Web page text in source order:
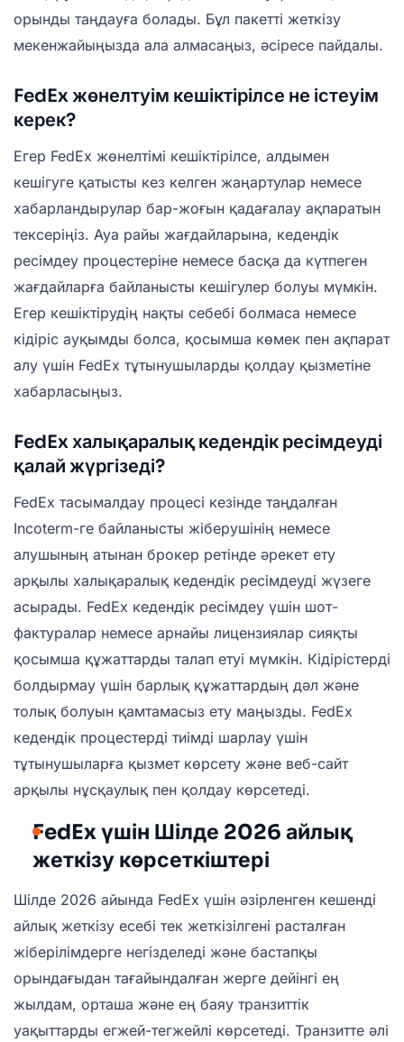
орынды таңдауға болады. Бұл пакетті жеткізу
мекенжайыңызда ала алмасаңыз, әсіресе пайдалы.
FedEx жөнелтуім кешіктірілсе не істеуім
керек?
Егер FedEx жөнелтімі кешіктірілсе, алдымен
кешігуге қатысты кез келген жаңартулар немесе
хабарландырулар бар-жоғын қадағалау ақпаратын
тексеріңіз. Ауа райы жағдайларына, кедендік
ресімдеу процестеріне немесе басқа да күтпеген
жағдайларға байланысты кешігулер болуы мүмкін.
Егер кешіктірудің нақты себебі болмаса немесе
кідіріс ауқымды болса, қосымша көмек пен ақпарат
алу үшін FedEx тұтынушыларды қолдау қызметіне
хабарласыңыз.
FedEx халықаралық кедендік ресімдеуді
қалай жүргізеді?
FedEx тасымалдау процесі кезінде таңдалған
Incoterm-ге байланысты жіберушінің немесе
алушының атынан брокер ретінде әрекет ету
арқылы халықаралық кедендік ресімдеуді жүзеге
асырады. FedEx кедендік ресімдеу үшін шот-
фактуралар немесе арнайы лицензиялар сияқты
қосымша құжаттарды талап етуі мүмкін. Кідірістерді
болдырмау үшін барлық құжаттардың дәл және
толық болуын қамтамасыз ету маңызды. FedEx
кедендік процестерді тиімді шарлау үшін
тұтынушыларға қызмет көрсету және веб-сайт
арқылы нұсқаулық пен қолдау көрсетеді.
FedEx үшін Шілде 2026 айлық
жеткізу көрсеткіштері
Шілде 2026 айында FedEx үшін әзірленген кешенді
айлық жеткізу есебі тек жеткізілгені расталған
жіберілімдерге негізделеді және бастапқы
орындағыдан тағайындалған жерге дейінгі ең
жылдам, орташа және ең баяу транзиттік
уақыттарды егжей-тегжейлі көрсетеді. Транзитте әлі